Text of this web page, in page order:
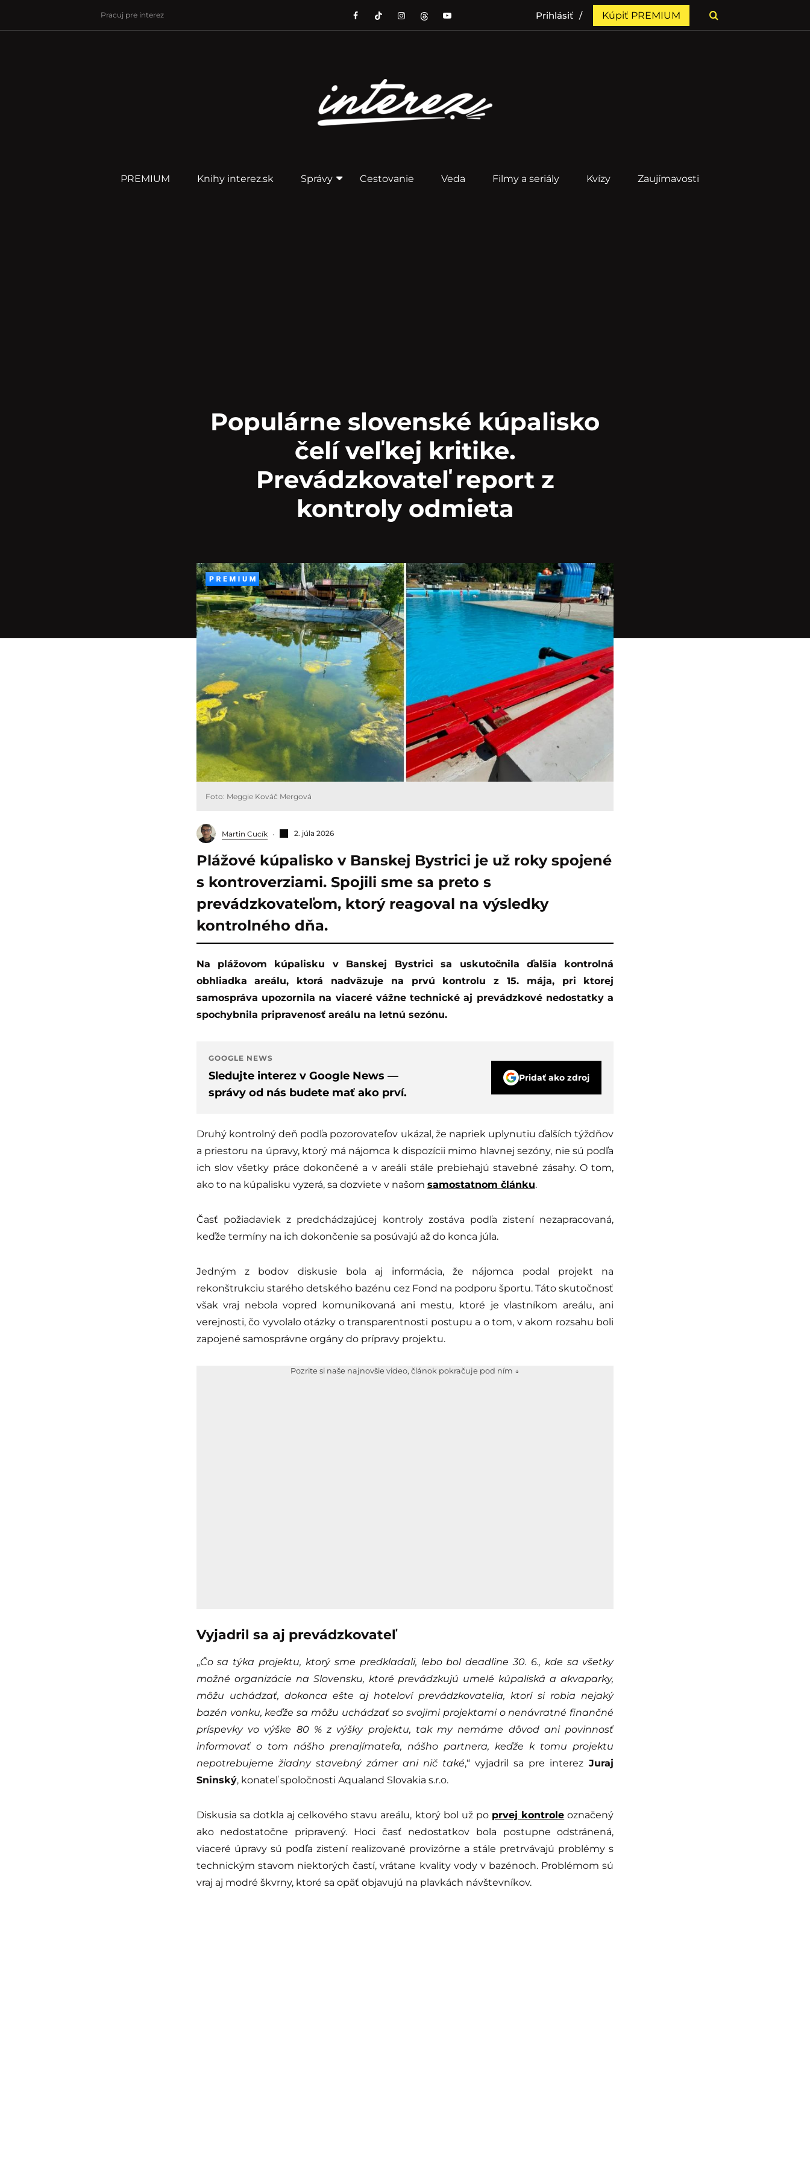
Pracuj pre interez Prihlásiť Kúpiť PREMIUM
PREMIUM Knihy interez.sk Správy Cestovanie Veda Filmy a seriály Kvízy Zaujímavosti
Populárne slovenské kúpalisko
čelí veľkej kritike.
Prevádzkovateľ report z
kontroly odmieta
Foto: Meggie Kováč Mergová
Martin Cucík 2. júla 2026
Plážové kúpalisko v Banskej Bystrici je už roky spojené
s kontroverziami. Spojili sme sa preto s
prevádzkovateľom, ktorý reagoval na výsledky
kontrolného dňa.
Na plážovom kúpalisku v Banskej Bystrici sa uskutočnila ďalšia kontrolná
obhliadka areálu, ktorá nadväzuje na prvú kontrolu z 15. mája, pri ktorej
samospráva upozornila na viaceré vážne technické aj prevádzkové nedostatky a
spochybnila pripravenosť areálu na letnú sezónu.
GOOGLE NEWS
Sledujte interez v Google News —
správy od nás budete mať ako prví.
Pridať ako zdroj
Druhý kontrolný deň podľa pozorovateľov ukázal, že napriek uplynutiu ďalších týždňov
a priestoru na úpravy, ktorý má nájomca k dispozícii mimo hlavnej sezóny, nie sú podľa
ich slov všetky práce dokončené a v areáli stále prebiehajú stavebné zásahy. O tom,
ako to na kúpalisku vyzerá, sa dozviete v našom samostatnom článku.
Časť požiadaviek z predchádzajúcej kontroly zostáva podľa zistení nezapracovaná,
keďže termíny na ich dokončenie sa posúvajú až do konca júla.
Jedným z bodov diskusie bola aj informácia, že nájomca podal projekt na
rekonštrukciu starého detského bazénu cez Fond na podporu športu. Táto skutočnosť
však vraj nebola vopred komunikovaná ani mestu, ktoré je vlastníkom areálu, ani
verejnosti, čo vyvolalo otázky o transparentnosti postupu a o tom, v akom rozsahu boli
zapojené samosprávne orgány do prípravy projektu.
Pozrite si naše najnovšie video, článok pokračuje pod ním ↓
Vyjadril sa aj prevádzkovateľ
„Čo sa týka projektu, ktorý sme predkladali, lebo bol deadline 30. 6., kde sa všetky
možné organizácie na Slovensku, ktoré prevádzkujú umelé kúpaliská a akvaparky,
môžu uchádzať, dokonca ešte aj hoteloví prevádzkovatelia, ktorí si robia nejaký
bazén vonku, keďže sa môžu uchádzať so svojimi projektami o nenávratné finančné
príspevky vo výške 80 % z výšky projektu, tak my nemáme dôvod ani povinnosť
informovať o tom nášho prenajímateľa, nášho partnera, keďže k tomu projektu
nepotrebujeme žiadny stavebný zámer ani nič také,“ vyjadril sa pre interez Juraj
Sninský, konateľ spoločnosti Aqualand Slovakia s.r.o.
Diskusia sa dotkla aj celkového stavu areálu, ktorý bol už po prvej kontrole označený
ako nedostatočne pripravený. Hoci časť nedostatkov bola postupne odstránená,
viaceré úpravy sú podľa zistení realizované provizórne a stále pretrvávajú problémy s
technickým stavom niektorých častí, vrátane kvality vody v bazénoch. Problémom sú
vraj aj modré škvrny, ktoré sa opäť objavujú na plavkách návštevníkov.